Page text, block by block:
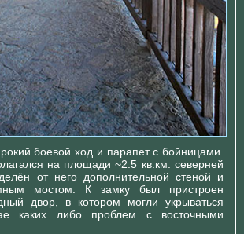
боевой ход и парапет с бойницами.
на площади ~2.5 кв.км. северней
от него дополнительной стеной и
мостом. К замку был пристроен
двор, в котором могли укрываться
каких либо проблем с восточными